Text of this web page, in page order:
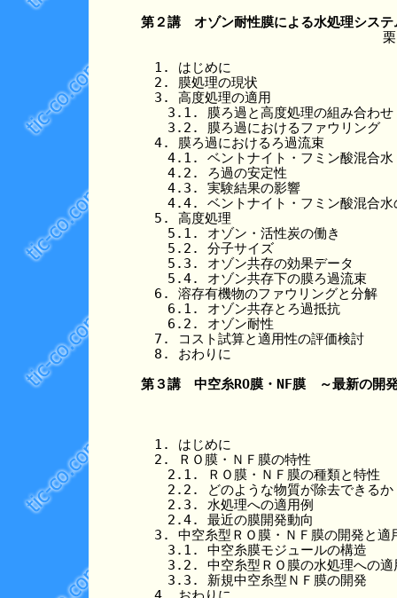
第２講　オゾン耐性膜による水処理シス
1. はじめに
2. 膜処理の現状
3. 高度処理の適用
3.1. 膜ろ過と高度処理の組み合わせ
3.2. 膜ろ過におけるファウリング
4. 膜ろ過におけるろ過流束
4.1. ベントナイト・フミン酸混合水
4.2. ろ過の安定性
4.3. 実験結果の影響
4.4. ベントナイト・フミン酸混合水
5. 高度処理
5.1. オゾン・活性炭の働き
5.2. 分子サイズ
5.3. オゾン共存の効果データ
5.4. オゾン共存下の膜ろ過流束
6. 溶存有機物のファウリングと分解
6.1. オゾン共存とろ過抵抗
6.2. オゾン耐性
7. コスト試算と適用性の評価検討
8. おわりに
第３講　中空糸RO膜・NF膜　～最新の開
1. はじめに
2. ＲＯ膜・ＮＦ膜の特性
2.1. ＲＯ膜・ＮＦ膜の種類と特性
2.2. どのような物質が除去できるか
2.3. 水処理への適用例
2.4. 最近の膜開発動向
3. 中空糸型ＲＯ膜・ＮＦ膜の開発と適
3.1. 中空糸膜モジュールの構造
3.2. 中空糸型ＲＯ膜の水処理への適
3.3. 新規中空糸型ＮＦ膜の開発
4. おわりに